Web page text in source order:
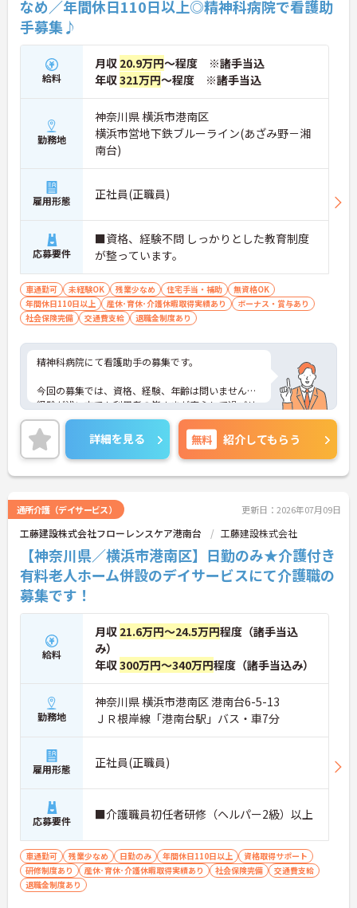
を持ったケアの実践が期待できます
【充実した社内研修や資格取得支援を活用して介護
福祉士からのキャリアアップを描けます】
・喀痰吸引などの医療的ケアやマネジメント研修を
受講できる専門の教育体制が整っています
・日々の業務と両立しながらスキルを高められ将来
【残業の少なさと柔軟な支援制度で介護福祉士とし
て長く働き続けられます】
なめ／年間休日110日以上◎精神科病院で看護助
手募集♪
給料
月収 20.9万円～程度 ※諸手当込
年収321万円～程度 ※諸手当込
勤務地
神奈川県 横浜市港南区
横浜市営地下鉄ブルーライン(あざみ野－湘
南台)
雇用形態 正社員(正職員)
応募要件
■資格、経験不問 しっかりとした教育制度
が整っています。
車通勤可 未経験OK 残業少なめ 住宅手当・補助
無資格OK
年間休日110日以上
産休･育休･介護休暇取得実績あり
ボーナス・賞与あり
社会保険完備
交通費支給 退職金制度あり
精神科病院にて看護助手の募集です。
今回の募集では、資格、経験、年齢は問いません。
経験が浅い方でも利用者の皆さまが安心して過ごせ
る空間づくりにチャレンジしてみませんか？
ご興味ある方には、面接対策ポイントなど、さらに
詳細をお話しいたしますのでお気軽にご相談くださ
い。
詳細を見る 無料 紹介してもらう
通所介護（デイサービス） 更新日：2026年07月09日
工藤建設株式会社フローレンスケア港南台 工藤建設株式会社
【神奈川県／横浜市港南区】日勤のみ★介護付き
有料老人ホーム併設のデイサービスにて介護職の
募集です！
給料
月収 21.6万円～24.5万円程度（諸手当込
み）
年収300万円～340万円程度（諸手当込み）
勤務地
神奈川県 横浜市港南区 港南台6-5-13
ＪＲ根岸線「港南台駅」バス・車7分
雇用形態 正社員(正職員)
応募要件 ■介護職員初任者研修（ヘルパー2級）以上
車通勤可 残業少なめ 日勤のみ 年間休日110日以上
資格取得サポート
研修制度あり
産休･育休･介護休暇取得実績あり 社会保険完備
交通費支給
退職金制度あり